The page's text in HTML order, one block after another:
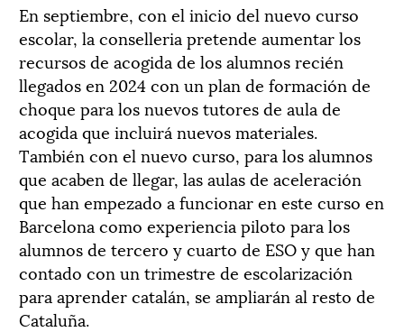
En septiembre, con el inicio del nuevo curso
escolar, la conselleria pretende aumentar los
recursos de acogida de los alumnos recién
llegados en 2024 con un plan de formación de
choque para los nuevos tutores de aula de
acogida que incluirá nuevos materiales.
También con el nuevo curso, para los alumnos
que acaben de llegar, las aulas de aceleración
que han empezado a funcionar en este curso en
Barcelona como experiencia piloto para los
alumnos de tercero y cuarto de ESO y que han
contado con un trimestre de escolarización
para aprender catalán, se ampliarán al resto de
Cataluña.